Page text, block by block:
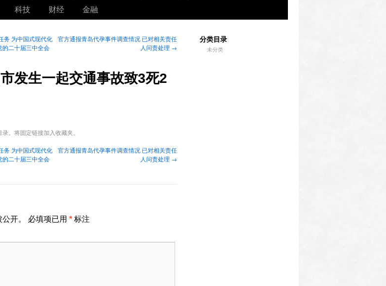
科技 财经 金融
分类目录
未分类
务 为中国式现代化
的二十届三中全会
官方通报青岛代孕事件调查情况 已对相关责任
人问责处理 →
发生一起交通事故致3死2
录。将固定链接加入收藏夹。
务 为中国式现代化
的二十届三中全会
官方通报青岛代孕事件调查情况 已对相关责任
人问责处理 →
开。 必填项已用 * 标注